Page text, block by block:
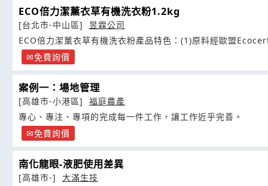
ECO倍力潔薰衣草有機洗衣粉1.2kg
[台北市-中山區]
昱霖公司
ECO倍力潔薰衣草有機洗衣粉產品特色：(1)原料經歐盟
免費詢價
案例一：場地管理
[高雄市-小港區]
福庭農產
專心、專注、專項的完成每一件工作，讓工作近乎完善。
免費詢價
南化龍眼-液肥使用差異
[高雄市-]
大滿生技